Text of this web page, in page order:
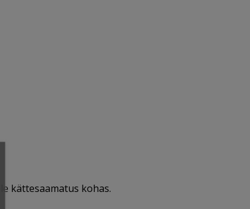
kättesaamatus kohas.